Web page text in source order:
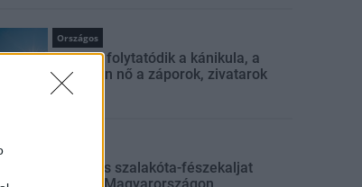
Országos
A héten folytatódik a kánikula, a
hétvégén nő a záporok, zivatarok
esélye
Tízfiókás szalakóta-fészekaljat